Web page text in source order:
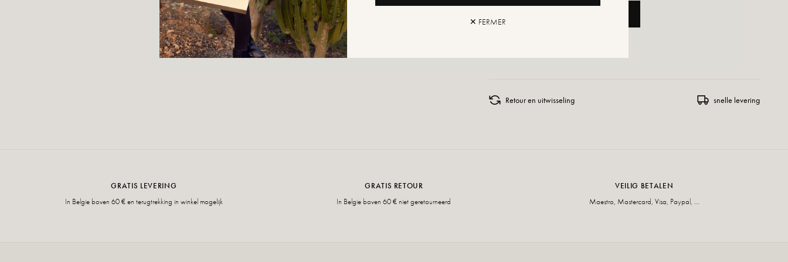
Retour en uitwisseling snelle levering
GRATIS LEVERING
In Belgie boven 60 € en terugtrekking in winkel mogelijk
GRATIS RETOUR
In Belgie boven 60 € niet geretourneerd
VEILIG BETALEN
Maestro, Mastercard, Visa, Paypal, ...
✕ FERMER